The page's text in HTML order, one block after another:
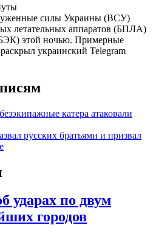
силы Украины (ВСУ)
летательных аппаратов (БПЛА)
этой ночью. Примерные
украинский Telegram
катера атаковали
русских братьями и призвал
ударах по двум
городов